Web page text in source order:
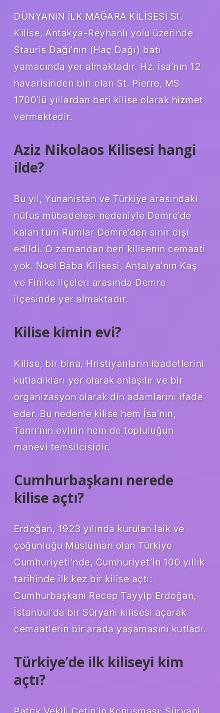
DÜNYANIN İLK MAĞARA KİLİSESİ St.
Kilise, Antakya-Reyhanlı yolu üzerinde
Stauris Dağı’nın (Haç Dağı) batı
yamacında yer almaktadır. Hz. İsa’nın 12
havarisinden biri olan St. Pierre, MS
1700’lü yıllardan beri kilise olarak hizmet
vermektedir.
Aziz Nikolaos Kilisesi hangi
ilde?
Bu yıl, Yunanistan ve Türkiye arasındaki
nüfus mübadelesi nedeniyle Demre’de
kalan tüm Rumlar Demre’den sınır dışı
edildi. O zamandan beri kilisenin cemaati
yok. Noel Baba Kilisesi, Antalya’nın Kaş
ve Finike ilçeleri arasında Demre
ilçesinde yer almaktadır.
Kilise kimin evi?
Kilise, bir bina, Hristiyanların ibadetlerini
kutladıkları yer olarak anlaşılır ve bir
organizasyon olarak din adamlarını ifade
eder. Bu nedenle kilise hem İsa’nın,
Tanrı’nın evinin hem de topluluğun
manevi temsilcisidir.
Cumhurbaşkanı nerede
kilise açtı?
Erdoğan, 1923 yılında kurulan laik ve
çoğunluğu Müslüman olan Türkiye
Cumhuriyeti’nde, Cumhuriyet’in 100 yıllık
tarihinde ilk kez bir kilise açtı:
Cumhurbaşkanı Recep Tayyip Erdoğan,
İstanbul’da bir Süryani kilisesi açarak
cemaatlerin bir arada yaşamasını kutladı.
Türkiye’de ilk kiliseyi kim
açtı?